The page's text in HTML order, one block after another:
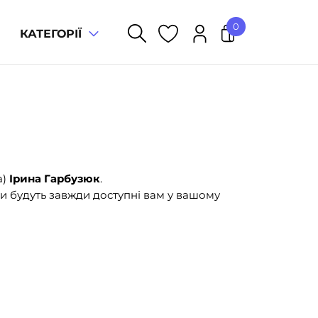
КАТЕГОРІЇ
0
У кошику немає товарів.
Ірина Гарбузюк.
будуть завжди доступні вам у вашому